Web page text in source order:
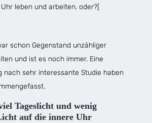
leben und arbeiten, oder?[
schon Gegenstand unzähliger
und ist es noch immer. Eine
nach sehr interessante Studie haben
Tageslicht und wenig
auf die innere Uhr